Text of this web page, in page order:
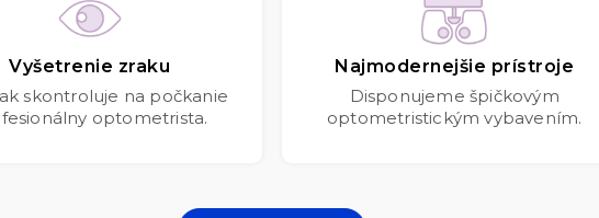
Vyšetrenie zraku
skontroluje na počkanie
optometrista.
Najmodernejšie prístroje
Disponujeme špičkovým
optometristickým vybavením.